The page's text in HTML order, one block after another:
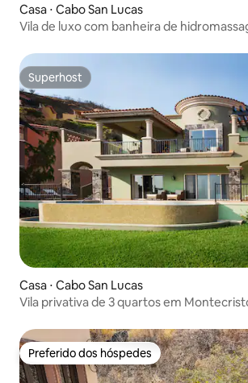
Casa ⋅ Cabo San Lucas
Vila de luxo com banheira de
Superhost
Superhost
Casa ⋅ Cabo San Lucas
Vila privativa de 3 quartos em
Preferido dos hóspedes
Preferido dos hóspedes